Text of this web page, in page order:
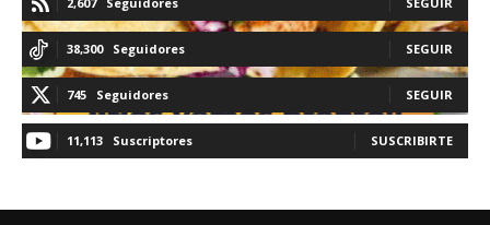
38,300 Seguidores SEGUIR
745 Seguidores SEGUIR
11,113 Suscriptores SUSCRIBIRTE